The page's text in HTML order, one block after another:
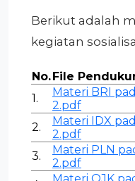
Berikut adalah
kegiatan
No. File
1.
Materi BRI
2.pdf
2.
Materi IDX
2.pdf
3.
Materi PLN
2.pdf